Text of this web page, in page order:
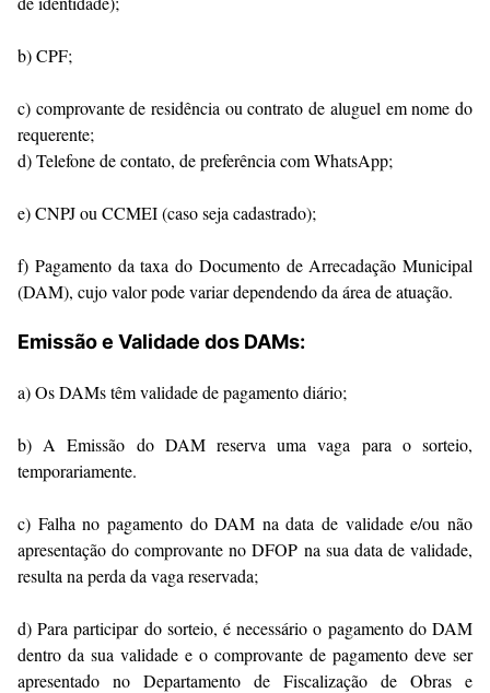
b) CPF;
c) comprovante de residência ou contrato de aluguel em nome do
requerente;
d) Telefone de contato, de preferência com WhatsApp;
e) CNPJ ou CCMEI (caso seja cadastrado);
f) Pagamento da taxa do Documento de Arrecadação Municipal
(DAM), cujo valor pode variar dependendo da área de atuação.
Emissão e Validade dos DAMs:
a) Os DAMs têm validade de pagamento diário;
b) A Emissão do DAM reserva uma vaga para o sorteio,
temporariamente.
c) Falha no pagamento do DAM na data de validade e/ou não
apresentação do comprovante no DFOP na sua data de validade,
resulta na perda da vaga reservada;
d) Para participar do sorteio, é necessário o pagamento do DAM
dentro da sua validade e o comprovante de pagamento deve ser
apresentado no Departamento de Fiscalização de Obras e